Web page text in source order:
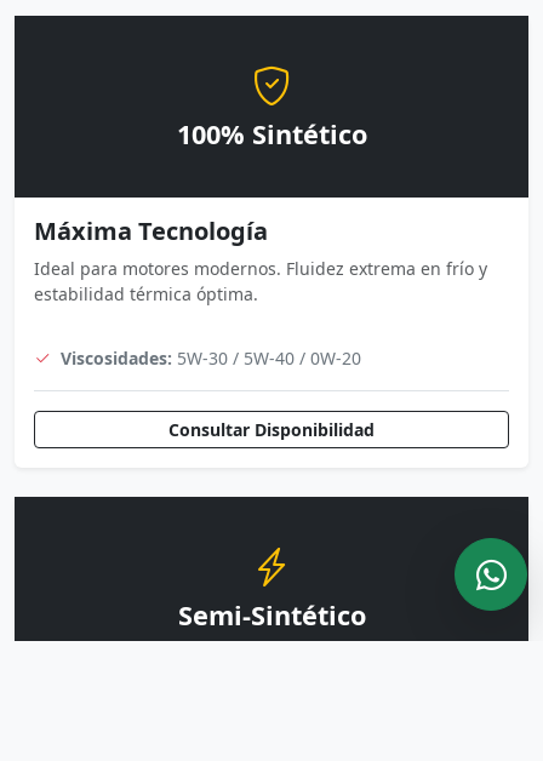
100% Sintético
Máxima Tecnología
Ideal para motores modernos. Fluidez extrema en frío y
estabilidad térmica óptima.
Viscosidades: 5W-30 / 5W-40 / 0W-20
Consultar Disponibilidad
Semi-Sintético